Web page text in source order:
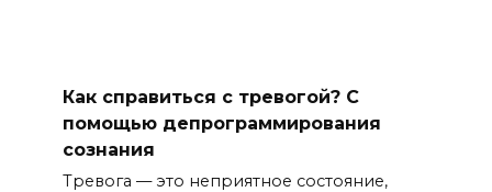
Как справиться с тревогой? С
помощью депрограммирования
сознания
Тревога — это неприятное состояние,